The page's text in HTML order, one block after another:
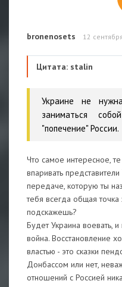
bronenosets 12
Цитата: stalin
Украине не
заниматься
"попечение" России.
Что самое интересное,
впаривать
передаче, которую ты
тебя всегда общая
подскажешь?
Будет Украина воевать,
война. Восстановление
властью - это сказки
Донбассом или нет,
отношений с Россией